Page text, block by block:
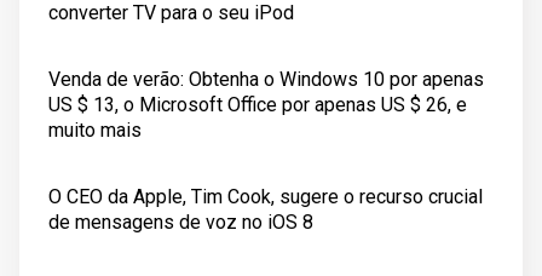
converter TV para o seu iPod
Venda de verão: Obtenha o Windows 10 por apenas
US $ 13, o Microsoft Office por apenas US $ 26, e
muito mais
O CEO da Apple, Tim Cook, sugere o recurso crucial
de mensagens de voz no iOS 8